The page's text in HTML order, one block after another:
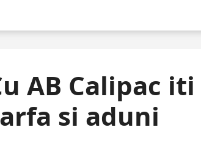
AB Calipac iti
si aduni